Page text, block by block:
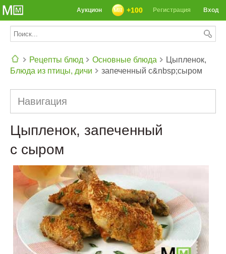
Вход
Регистрация
+100
Аукцион
Рецепты блюд
Основные блюда
Блюда из птицы, дичи
Цыпленок,
запеченный с&nbsp;сыром
Навигация
Цыпленок, запеченный
с сыром